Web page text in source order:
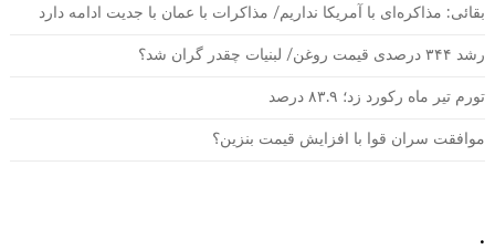
بقائی: مذاکره‌ای با آمریکا نداریم/ مذاکرات با عمان با جدیت ادامه دارد
رشد ۳۴۴ درصدی قیمت روغن/ لبنیات چقدر گران شد؟
تورم تیر ماه رکورد زد؛ ۸۳.۹ درصد
موافقت سران قوا با افزایش قیمت بنزین؟
.